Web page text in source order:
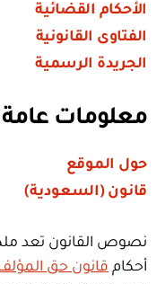
الأحكام القضائية
الفتاوى القانونية
الجريدة الرسمية
معلومات عامة
حول الموقع
قانون (السعودية)
نصوص القانون تعد
أحكام قانون حق